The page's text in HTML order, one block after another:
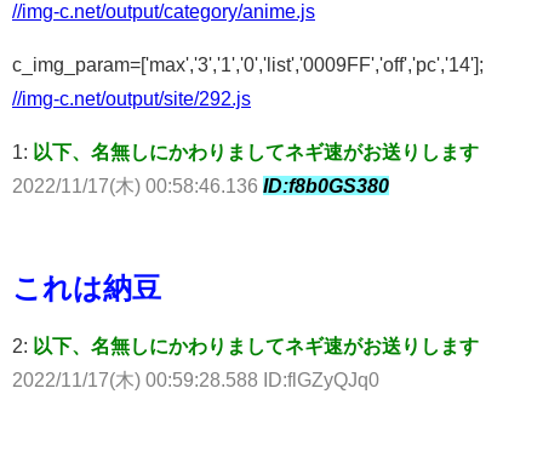
//img-c.net/output/category/anime.js
c_img_param=['max','3','1','0','list','0009FF','off','pc','14'];
//img-c.net/output/site/292.js
1: 以下、名無しにかわりましてネギ速がお送りします
2022/11/17(木) 00:58:46.136 ID:f8b0GS380
これは納豆
2: 以下、名無しにかわりましてネギ速がお送りします
2022/11/17(木) 00:59:28.588 ID:flGZyQJq0